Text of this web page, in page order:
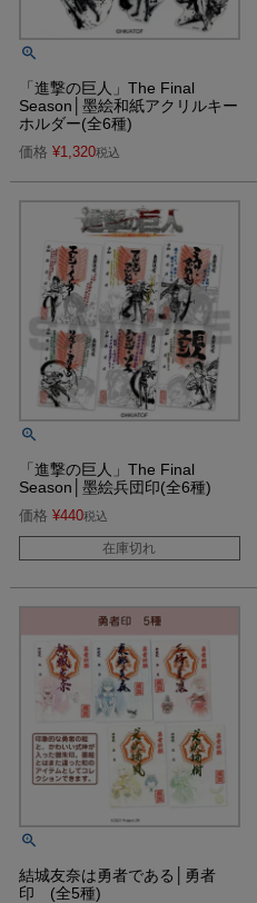
「進撃の巨人」The Final
Season│墨絵和紙アクリルキー
ホルダー(全6種)
価格 ¥1,320税込
「進撃の巨人」The Final
Season│墨絵兵団印(全6種)
価格 ¥440税込
在庫切れ
結城友奈は勇者である│勇者
印 (全5種)